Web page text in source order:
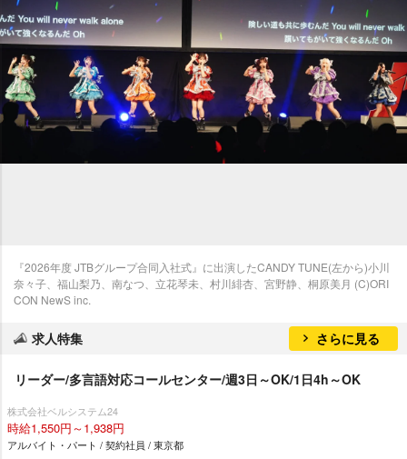
『2026年度 JTBグループ合同入社式』に出演したCANDY TUNE(左から)小川
奈々子、福山梨乃、南なつ、立花琴未、村川緋杏、宮野静、桐原美月 (C)ORI
CON NewS inc.
求人特集 さらに見る
リーダー/多言語対応コールセンター/週3日～OK/1日4h～OK
株式会社ベルシステム24
時給1,550円～1,938円
アルバイト・パート / 契約社員 / 東京都